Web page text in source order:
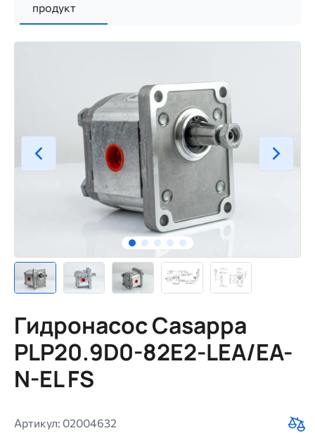
продукт
Гидронасос Casappa
PLP20.9D0-82E2-LEA/EA-
N-EL FS
Артикул: 02004632